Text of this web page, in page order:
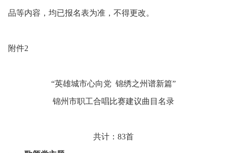
品等内容，均已报名表为准，不得更改。
附件2
“英雄城市心向党 锦绣之州谱新篇”
锦州市职工合唱比赛建议曲目名录
共计： 83首